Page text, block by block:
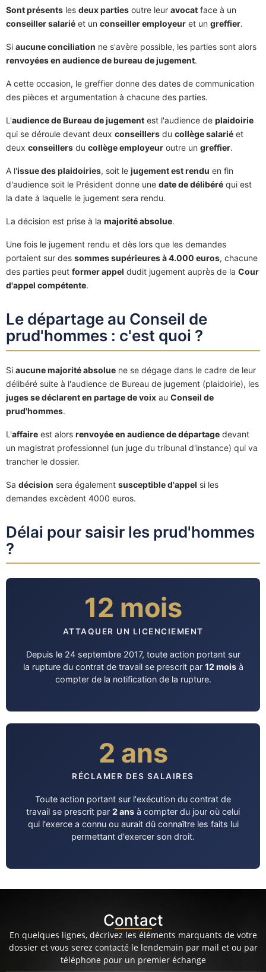
Sont présents les deux parties outre leur avocat face à un
conseiller salarié et un conseiller employeur et un greffier.
Si aucune conciliation ne s'avère possible, les parties sont alors
renvoyées en audience de bureau de jugement.
A cette occasion, le greffier donne des dates de communication
des pièces et argumentation à chacune des parties.
L'audience de Bureau de jugement est l'audience de plaidoirie
qui se déroule devant deux conseillers du collège salarié et
deux conseillers du collège employeur outre un greffier.
A l'issue des plaidoiries, soit le jugement est rendu en fin
d'audience soit le Président donne une date de délibéré qui est
la date à laquelle le jugement sera rendu.
La décision est prise à la majorité absolue.
Une fois le jugement rendu et dès lors que les demandes
portaient sur des sommes supérieures à 4.000 euros, chacune
des parties peut former appel dudit jugement auprès de la Cour
d'appel compétente.
Le départage au Conseil de
prud'hommes : c'est quoi ?
Si aucune majorité absolue ne se dégage dans le cadre de leur
délibéré suite à l'audience de Bureau de jugement (plaidoirie), les
juges se déclarent en partage de voix au Conseil de
prud'hommes.
L'affaire est alors renvoyée en audience de départage devant
un magistrat professionnel (un juge du tribunal d'instance) qui va
trancher le dossier.
Sa décision sera également susceptible d'appel si les
demandes excèdent 4000 euros.
Délai pour saisir les prud'hommes
?
12 mois
ATTAQUER UN LICENCIEMENT
Depuis le 24 septembre 2017, toute action portant sur
la rupture du contrat de travail se prescrit par 12 moisà
compter de la notification de la rupture.
2 ans
RÉCLAMER DES SALAIRES
Toute action portant sur l'exécution du contrat de
travail se prescrit par 2 ans à compter du jour où celui
qui l'exerce a connu ou aurait dû connaître les faits lui
permettant d'exercer son droit.
Contact
En quelques lignes, décrivez les éléments marquants de votre
dossier et vous serez contacté le lendemain par mail et ou par
téléphone pour un premier échange